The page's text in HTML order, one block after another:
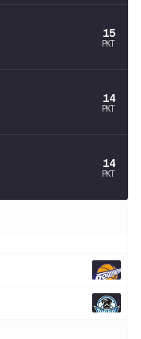
15
PKT
14
PKT
14
PKT